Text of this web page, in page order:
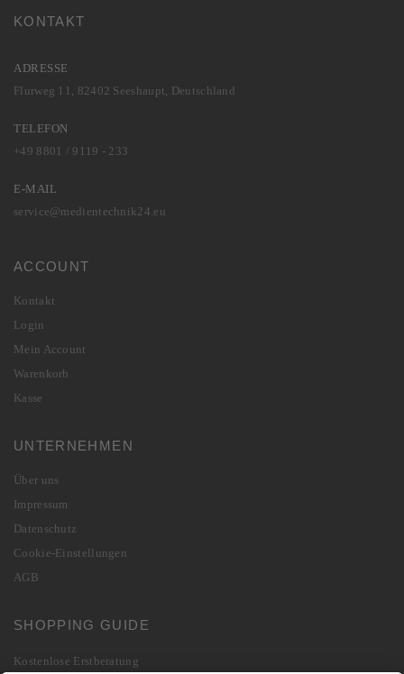
KONTAKT
ADRESSE
Flurweg 11, 82402 Seeshaupt, Deutschland
TELEFON
+49 8801 / 9119 - 233
E-MAIL
service@medientechnik24.eu
ACCOUNT
Kontakt
Login
Mein Account
Warenkorb
Kasse
UNTERNEHMEN
Über uns
Impressum
Datenschutz
Cookie-Einstellungen
AGB
SHOPPING GUIDE
Kostenlose Erstberatung